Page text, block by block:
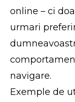
online – ci
urmari
navigare.
Exemple de